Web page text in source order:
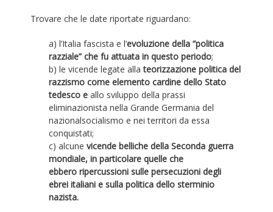
Trovare che le date riportate riguardano:
a) l’Italia fascista e l’evoluzione della “politica
razziale” che fu attuata in questo periodo;
b) le vicende legate allateorizzazione politica del
razzismo come elemento cardine dello Stato
tedesco e allo sviluppo della prassi
eliminazionista nella Grande Germania del
nazionalsocialismo e nei territori da essa
conquistati;
c) alcune vicende belliche della Seconda guerra
mondiale, in particolare quelle che
ebbero ripercussioni sulle persecuzioni degli
ebrei italiani e sulla politica dello sterminio
nazista.